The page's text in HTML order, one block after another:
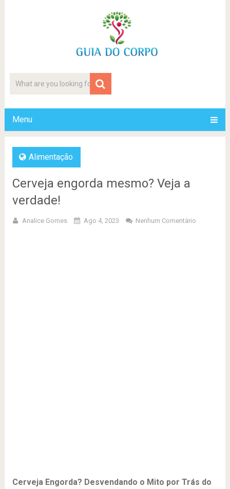
Menu
Alimentação
Cerveja engorda mesmo? Veja a
verdade!
Analice Gomes Ago 4, 2023 Nenhum Comentário
Cerveja Engorda? Desvendando o Mito por Trás do